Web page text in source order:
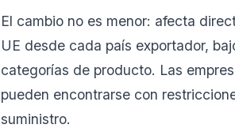
Desde 9,99 €/mes ·
El cambio no es menor: afecta
UE desde cada país exportador,
categorías de producto. Las
pueden encontrarse con
suministro.